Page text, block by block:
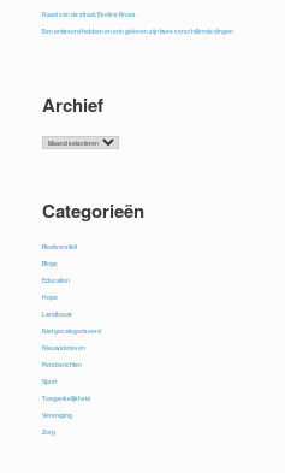
Raad van de straat, Eveline Kroes
Een antwoord hebben en erin geloven zijn twee verschillende dingen
Archief
Categorieën
Biodiversiteit
Blogs
Education
Hope
Landbouw
Niet gecategoriseerd
Nieuwsbrieven
Persberichten
Sport
Toegankelijkheid
Vereniging
Zorg